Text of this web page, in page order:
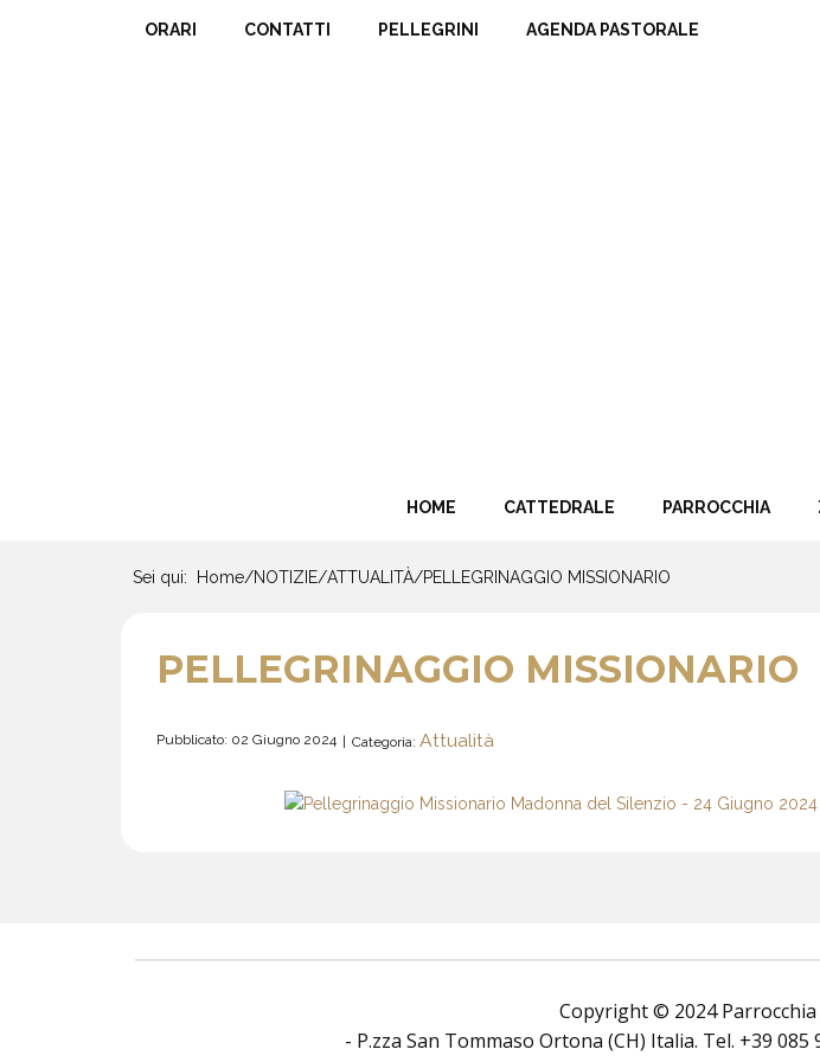
ORARI CONTATTI PELLEGRINI AGENDA PASTORALE
HOME CATTEDRALE PARROCCHIA
Sei qui: Home/NOTIZIE/ATTUALITÀ/PELLEGRINAGGIO MISSIONARIO
PELLEGRINAGGIO MISSIONARIO
Pubblicato: 02 Giugno 2024 Categoria: Attualità
Copyright © 2024
- P.zza San Tommaso Ortona (CH) Italia. Tel. +39